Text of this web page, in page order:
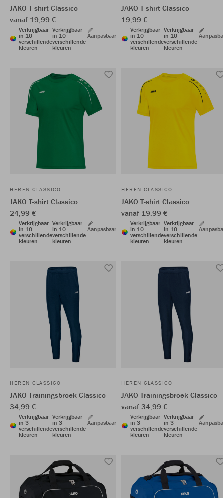
JAKO T-shirt Classico
vanaf 19,99 €
Verkrijgbaar
in 10
verschillende
kleuren
Verkrijgbaar
in 10
verschillende
kleuren
Aanpasbaar
JAKO T-shirt Classico
19,99 €
Verkrijgbaar
in 10
verschillende
kleuren
Verkrijgbaar
in 10
verschillende
kleuren
HEREN CLASSICO
JAKO T-shirt Classico
24,99 €
Verkrijgbaar
in 10
verschillende
kleuren
Verkrijgbaar
in 10
verschillende
kleuren
Aanpasbaar
HEREN CLASSICO
JAKO T-shirt Classico
vanaf 19,99 €
Verkrijgbaar
in 10
verschillende
kleuren
Verkrijgbaar
in 10
verschillende
kleuren
HEREN CLASSICO
JAKO Trainingsbroek Classico
34,99 €
Verkrijgbaar
in 3
verschillende
kleuren
Verkrijgbaar
in 3
verschillende
kleuren
Aanpasbaar
HEREN CLASSICO
JAKO Trainingsbroek Classico
vanaf 34,99 €
Verkrijgbaar
in 3
verschillende
kleuren
Verkrijgbaar
in 3
verschillende
kleuren